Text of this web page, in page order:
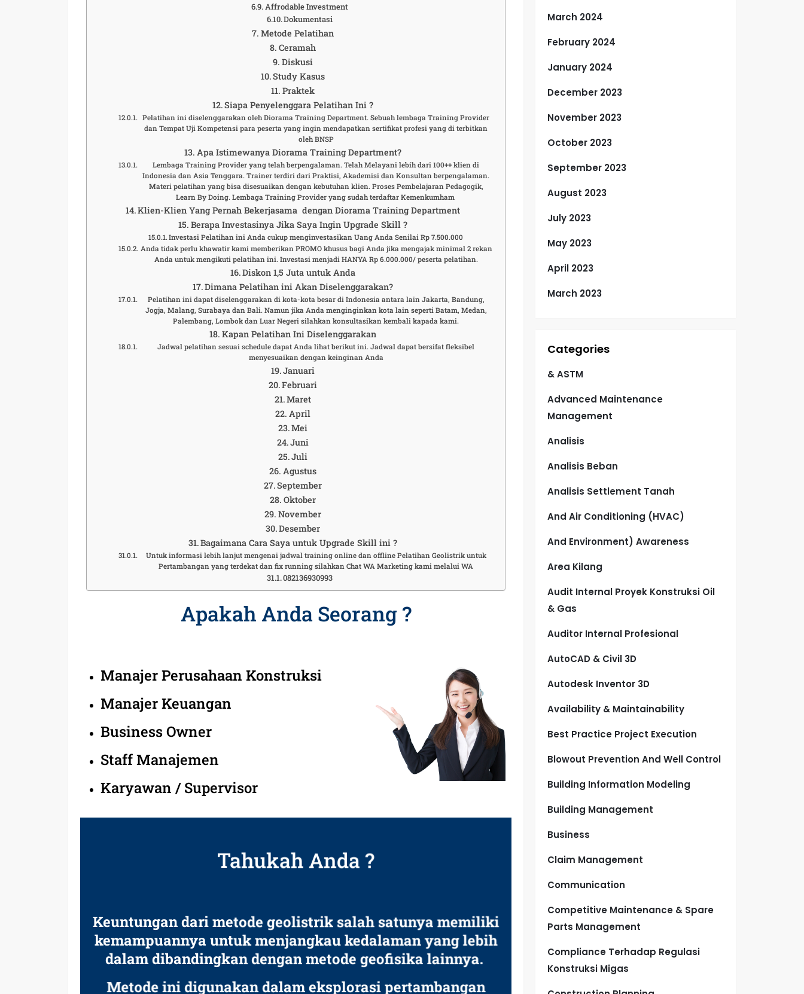
Affrodable Investment
Dokumentasi
Metode Pelatihan
Ceramah
Diskusi
Study Kasus
Praktek
Siapa Penyelenggara Pelatihan Ini ?
Pelatihan ini diselenggarakan oleh Diorama Training Department. Sebuah lembaga Training Provider
dan Tempat Uji Kompetensi para peserta yang ingin mendapatkan sertifikat profesi yang di terbitkan
oleh BNSP
Apa Istimewanya Diorama Training Department?
Lembaga Training Provider yang telah berpengalaman. Telah Melayani lebih dari 100++ klien di
Indonesia dan Asia Tenggara. Trainer terdiri dari Praktisi, Akademisi dan Konsultan berpengalaman.
Materi pelatihan yang bisa disesuaikan dengan kebutuhan klien. Proses Pembelajaran Pedagogik,
Learn By Doing. Lembaga Training Provider yang sudah terdaftar Kemenkumham
Klien-Klien Yang Pernah Bekerjasama dengan Diorama Training Department
Berapa Investasinya Jika Saya Ingin Upgrade Skill ?
Investasi Pelatihan ini Anda cukup menginvestasikan Uang Anda Senilai Rp 7.500.000
Anda tidak perlu khawatir kami memberikan PROMO khusus bagi Anda jika mengajak minimal 2 rekan
Anda untuk mengikuti pelatihan ini. Investasi menjadi HANYA Rp 6.000.000/ peserta pelatihan.
Diskon 1,5 Juta untuk Anda
Dimana Pelatihan ini Akan Diselenggarakan?
Pelatihan ini dapat diselenggarakan di kota-kota besar di Indonesia antara lain Jakarta, Bandung,
Jogja, Malang, Surabaya dan Bali. Namun jika Anda menginginkan kota lain seperti Batam, Medan,
Palembang, Lombok dan Luar Negeri silahkan konsultasikan kembali kapada kami.
Kapan Pelatihan Ini Diselenggarakan
Jadwal pelatihan sesuai schedule dapat Anda lihat berikut ini. Jadwal dapat bersifat fleksibel
menyesuaikan dengan keinginan Anda
Januari
Februari
Maret
April
Mei
Juni
Juli
Agustus
September
Oktober
November
Desember
Bagaimana Cara Saya untuk Upgrade Skill ini ?
Untuk informasi lebih lanjut mengenai jadwal training online dan offline Pelatihan Geolistrik untuk
Pertambangan yang terdekat dan fix running silahkan Chat WA Marketing kami melalui WA
082136930993
Apakah Anda Seorang ?
Manajer Perusahaan Konstruksi
Manajer Keuangan
Business Owner
Staff Manajemen
Karyawan / Supervisor
Tahukah Anda ?
Keuntungan dari metode geolistrik salah satunya memiliki
kemampuannya untuk menjangkau kedalaman yang lebih
dalam dibandingkan dengan metode geofisika lainnya.
Metode ini digunakan dalam eksplorasi pertambangan
March 2024
February 2024
January 2024
December 2023
November 2023
October 2023
September 2023
August 2023
July 2023
May 2023
April 2023
March 2023
Categories
& ASTM
Advanced Maintenance
Management
Analisis
Analisis Beban
Analisis Settlement Tanah
And Air Conditioning (HVAC)
And Environment) Awareness
Area Kilang
Audit Internal Proyek Konstruksi Oil
& Gas
Auditor Internal Profesional
AutoCAD & Civil 3D
Autodesk Inventor 3D
Availability & Maintainability
Best Practice Project Execution
Blowout Prevention And Well Control
Building Information Modeling
Building Management
Business
Claim Management
Communication
Competitive Maintenance & Spare
Parts Management
Compliance Terhadap Regulasi
Konstruksi Migas